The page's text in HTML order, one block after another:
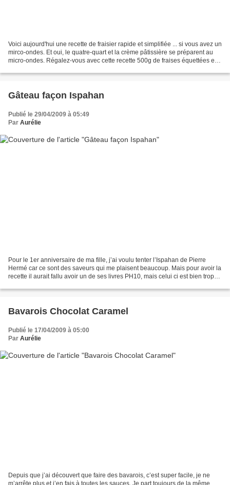
Voici aujourd'hui une recette de fraisier rapide et simplifiée ... si vous avez un
mirco-ondes. Et oui, le quatre-quart et la crème pâtissière se préparent au
micro-ondes. Régalez-vous avec cette recette 500g de fraises équettées et
Gâteau façon Ispahan
Publié le 29/04/2009 à 05:49
Par Aurélie
Pour le 1er anniversaire de ma fille, j’ai voulu tenter l’Ispahan de Pierre
Hermé car ce sont des saveurs qui me plaisent beaucoup. Mais pour avoir la
recette il aurait fallu avoir un de ses livres PH10, mais celui ci est bien trop
Bavarois Chocolat Caramel
Publié le 17/04/2009 à 05:00
Par Aurélie
Depuis que j’ai découvert que faire des bavarois, c’est super facile, je ne
m’arrête plus et j’en fais à toutes les sauces. Je part toujours de la même